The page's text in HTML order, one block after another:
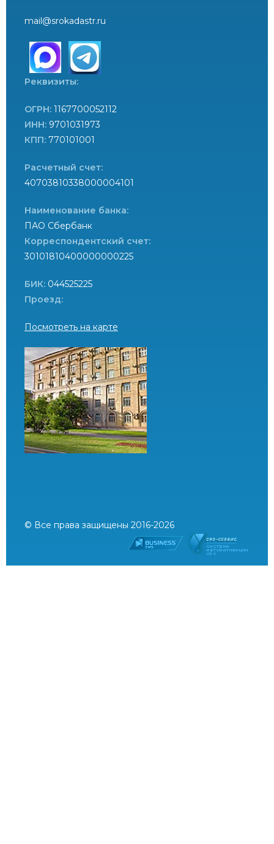
mail@srokadastr.ru
Реквизиты:
ОГРН: 1167700052112
ИНН: 9701031973
КПП: 770101001
Расчетный счет:
40703810338000004101
Наименование банка:
ПАО Сбербанк
Корреспондентский счет:
30101810400000000225
БИК: 044525225
Проезд:
Посмотреть на карте
© Все права защищены 2016-2026